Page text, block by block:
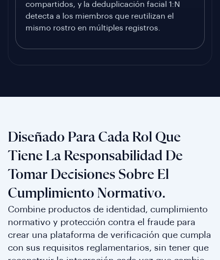
compartidos, y la deduplicación facial 1:N
detecta a los miembros que reutilizan el
mismo rostro en múltiples registros.
Diseñado Para Cada Rol Que
Tiene La Responsabilidad De
Tomar Decisiones Sobre El
Cumplimiento Normativo.
Combine productos de identidad, cumplimiento
normativo y protección contra el fraude para
crear una plataforma de verificación que cumpla
con sus requisitos reglamentarios, sin tener que